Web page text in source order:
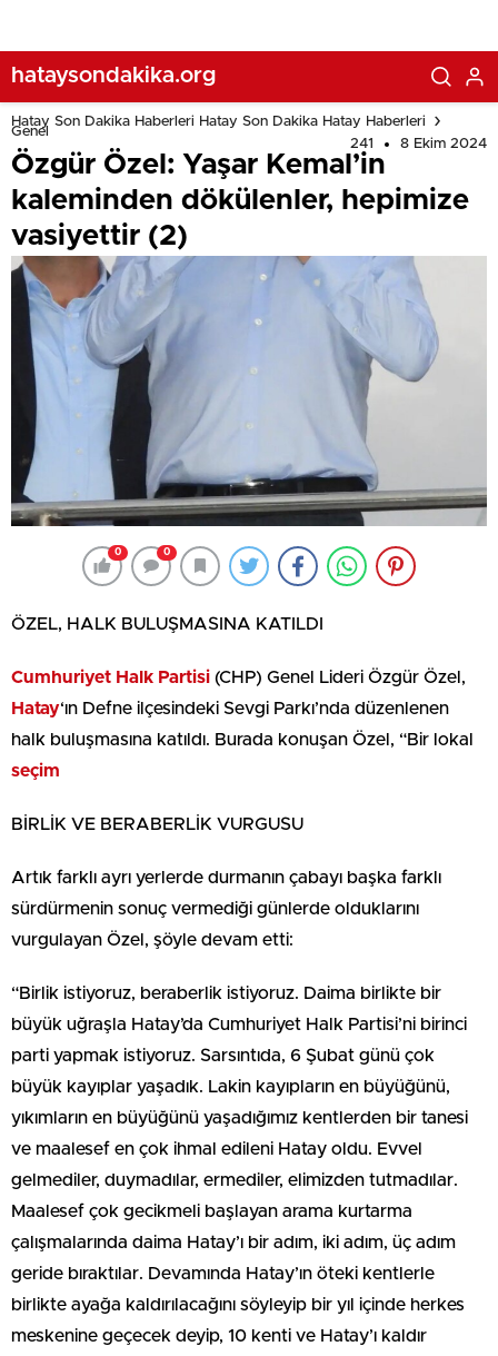
hataysondakika.org
Hatay Son Dakika Haberleri Hatay Son Dakika Hatay Haberleri
Genel
241
8 Ekim 2024
Özgür Özel: Yaşar Kemal’in
kaleminden dökülenler, hepimize
vasiyettir (2)
0 0
ÖZEL, HALK BULUŞMASINA KATILDI
Cumhuriyet Halk Partisi (CHP) Genel Lideri Özgür Özel,
Hatay‘ın Defne ilçesindeki Sevgi Parkı’nda düzenlenen
halk buluşmasına katıldı. Burada konuşan Özel, “Bir lokal
seçim
BİRLİK VE BERABERLİK VURGUSU
Artık farklı ayrı yerlerde durmanın çabayı başka farklı
sürdürmenin sonuç vermediği günlerde olduklarını
vurgulayan Özel, şöyle devam etti:
“Birlik istiyoruz, beraberlik istiyoruz. Daima birlikte bir
büyük uğraşla Hatay’da Cumhuriyet Halk Partisi’ni birinci
parti yapmak istiyoruz. Sarsıntıda, 6 Şubat günü çok
büyük kayıplar yaşadık. Lakin kayıpların en büyüğünü,
yıkımların en büyüğünü yaşadığımız kentlerden bir tanesi
ve maalesef en çok ihmal edileni Hatay oldu. Evvel
gelmediler, duymadılar, ermediler, elimizden tutmadılar.
Maalesef çok gecikmeli başlayan arama kurtarma
çalışmalarında daima Hatay’ı bir adım, iki adım, üç adım
geride bıraktılar. Devamında Hatay’ın öteki kentlerle
birlikte ayağa kaldırılacağını söyleyip bir yıl içinde herkes
meskenine geçecek deyip, 10 kenti ve Hatay’ı kaldır